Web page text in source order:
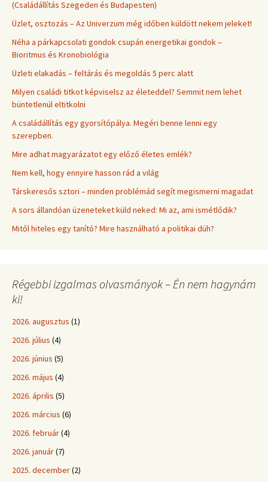
(Családállítás Szegeden és Budapesten)
Üzlet, osztozás – Az Univerzum még időben küldött nekem jeleket!
Néha a párkapcsolati gondok csupán energetikai gondok –
Bioritmus és Kronobiológia
Üzleti elakadás – feltárás és megoldás 5 perc alatt
Milyen családi titkot képviselsz az életeddel? Semmit nem lehet
büntetlenül eltitkolni
A családállítás egy gyorsítópálya. Megéri benne lenni egy
szerepben.
Mire adhat magyarázatot egy előző életes emlék?
Nem kell, hogy ennyire hasson rád a világ
Társkeresős sztori – minden problémád segít megismerni magadat
A sors állandóan üzeneteket küld neked: Mi az, ami ismétlődik?
Mitől hiteles egy tanító? Mire használható a politikai düh?
Régebbi izgalmas olvasmányok – Én nem hagynám
ki!
2026. augusztus (1)
2026. július (4)
2026. június (5)
2026. május (4)
2026. április (5)
2026. március (6)
2026. február(4)
2026. január(7)
2025. december(2)